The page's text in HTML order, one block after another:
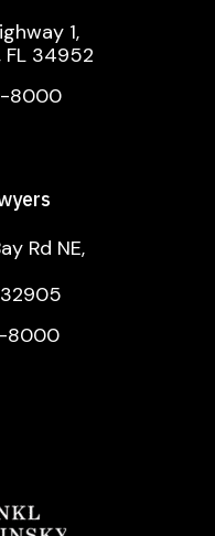
1,
FL 34952
8000
Rd NE,
32905
8000